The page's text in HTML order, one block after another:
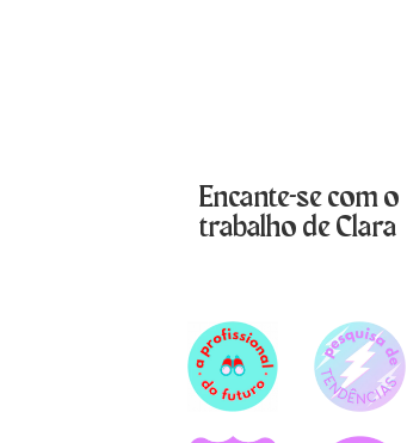
Encante-se com o
trabalho de Clara